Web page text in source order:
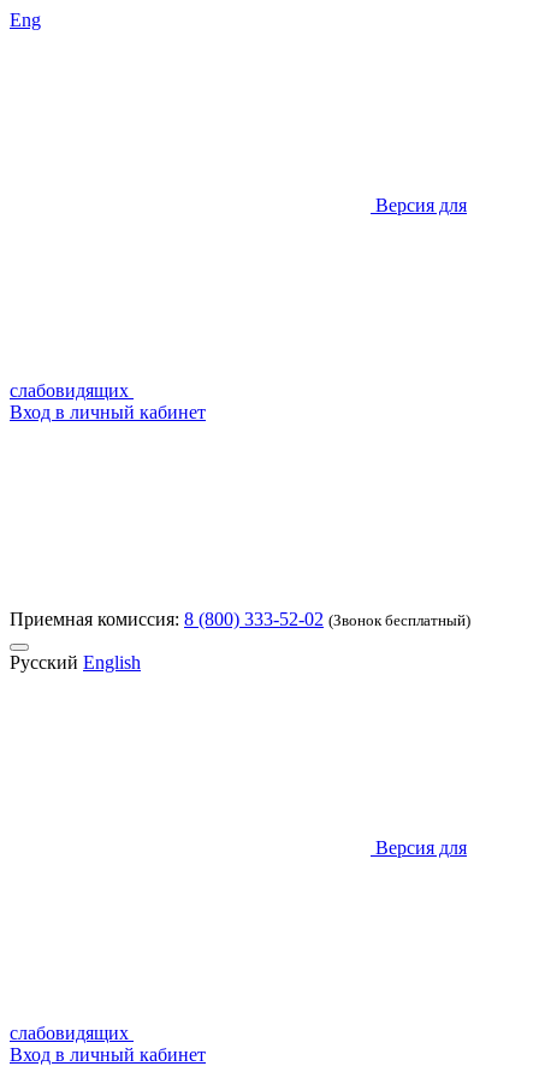
Eng
Версия для
слабовидящих
Вход в личный кабинет
Приемная комиссия: 8 (800) 333-52-02 (Звонок бесплатный)
Русский English
Версия для
слабовидящих
Вход в личный кабинет